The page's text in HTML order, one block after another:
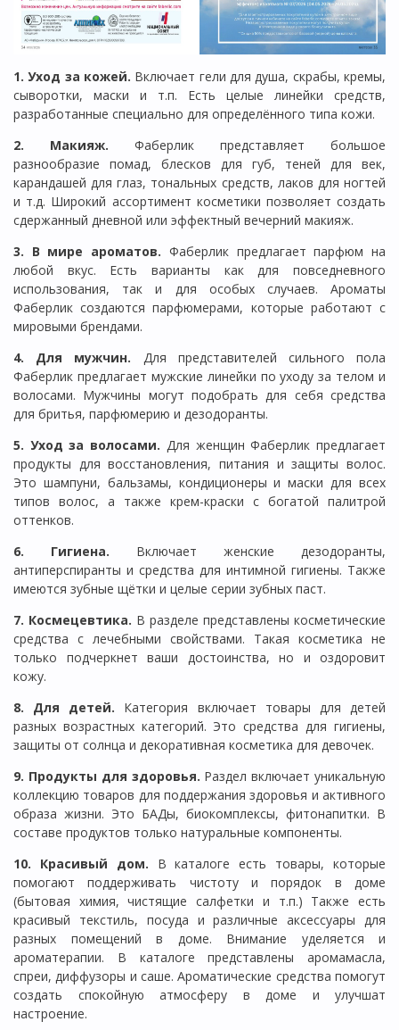
1. Уход за кожей. Включает гели для душа, скрабы, кремы,
сыворотки, маски и т.п. Есть целые линейки средств,
разработанные специально для определённого типа кожи.
2. Макияж. Фаберлик представляет большое
разнообразие помад, блесков для губ, теней для век,
карандашей для глаз, тональных средств, лаков для ногтей
и т.д. Широкий ассортимент косметики позволяет создать
сдержанный дневной или эффектный вечерний макияж.
3. В мире ароматов. Фаберлик предлагает парфюм на
любой вкус. Есть варианты как для повседневного
использования, так и для особых случаев. Ароматы
Фаберлик создаются парфюмерами, которые работают с
мировыми брендами.
4. Для мужчин. Для представителей сильного пола
Фаберлик предлагает мужские линейки по уходу за телом и
волосами. Мужчины могут подобрать для себя средства
для бритья, парфюмерию и дезодоранты.
5. Уход за волосами. Для женщин Фаберлик предлагает
продукты для восстановления, питания и защиты волос.
Это шампуни, бальзамы, кондиционеры и маски для всех
типов волос, а также крем-краски с богатой палитрой
оттенков.
6. Гигиена. Включает женские дезодоранты,
антиперспиранты и средства для интимной гигиены. Также
имеются зубные щётки и целые серии зубных паст.
7. Космецевтика. В разделе представлены косметические
средства с лечебными свойствами. Такая косметика не
только подчеркнет ваши достоинства, но и оздоровит
кожу.
8. Для детей. Категория включает товары для детей
разных возрастных категорий. Это средства для гигиены,
защиты от солнца и декоративная косметика для девочек.
9. Продукты для здоровья. Раздел включает уникальную
коллекцию товаров для поддержания здоровья и активного
образа жизни. Это БАДы, биокомплексы, фитонапитки. В
составе продуктов только натуральные компоненты.
10. Красивый дом. В каталоге есть товары, которые
помогают поддерживать чистоту и порядок в доме
(бытовая химия, чистящие салфетки и т.п.) Также есть
красивый текстиль, посуда и различные аксессуары для
разных помещений в доме. Внимание уделяется и
ароматерапии. В каталоге представлены аромамасла,
спреи, диффузоры и саше. Ароматические средства помогут
создать спокойную атмосферу в доме и улучшат
настроение.